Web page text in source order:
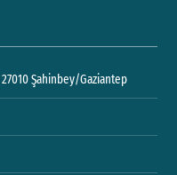
Şahinbey/Gaziantep